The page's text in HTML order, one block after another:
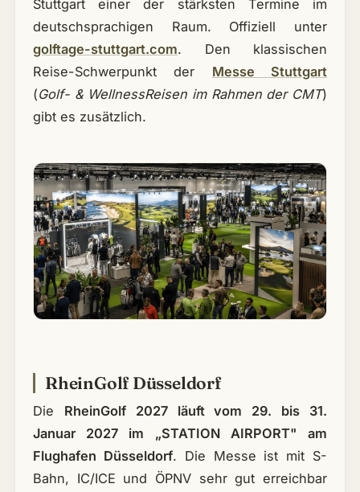
Stuttgart einer der stärksten Termine im
deutschsprachigen Raum. Offiziell unter
golftage-stuttgart.com. Den klassischen
Reise-Schwerpunkt der Messe Stuttgart
(Golf- & WellnessReisen im Rahmen der CMT)
gibt es zusätzlich.
RheinGolf Düsseldorf
Die RheinGolf 2027 läuft vom 29. bis 31.
Januar 2027 im „STATION AIRPORT" am
Flughafen Düsseldorf. Die Messe ist mit S-
Bahn, IC/ICE und ÖPNV sehr gut erreichbar